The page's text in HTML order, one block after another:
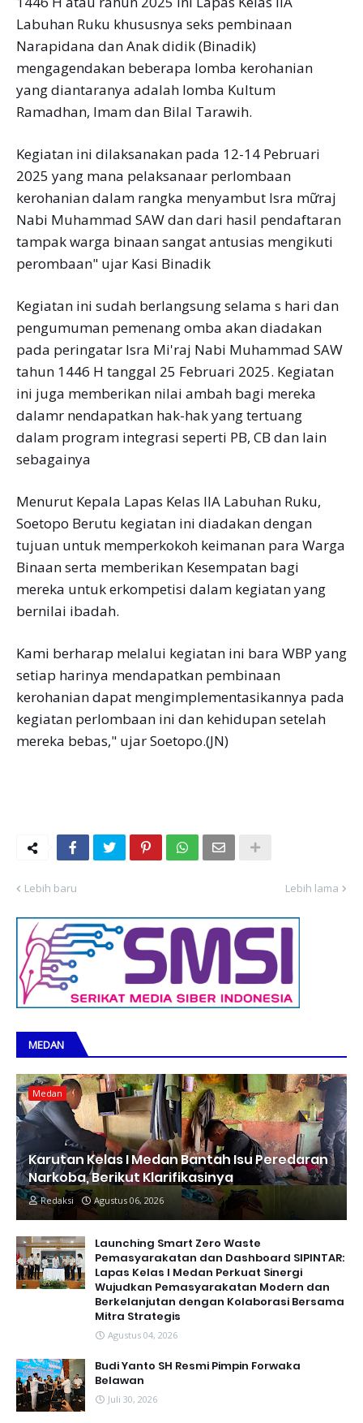
Labuhan Ruku khususnya seks pembinaan
Narapidana dan Anak didik (Binadik)
mengagendakan beberapa lomba kerohanian
yang diantaranya adalah lomba Kultum
Ramadhan, Imam dan Bilal Tarawih.
Kegiatan ini dilaksanakan pada 12-14 Pebruari
2025 yang mana pelaksanaar perlombaan
kerohanian dalam rangka menyambut Isra mữraj
Nabi Muhammad SAW dan dari hasil pendaftaran
tampak warga binaan sangat antusias mengikuti
perombaan" ujar Kasi Binadik
Kegiatan ini sudah berlangsung selama s hari dan
pengumuman pemenang omba akan diadakan
pada peringatar Isra Mi'raj Nabi Muhammad SAW
tahun 1446 H tanggal 25 Februari 2025. Kegiatan
ini juga memberikan nilai ambah bagi mereka
dalamr nendapatkan hak-hak yang tertuang
dalam program integrasi seperti PB, CB dan lain
sebagainya
Menurut Kepala Lapas Kelas IIA Labuhan Ruku,
Soetopo Berutu kegiatan ini diadakan dengan
tujuan untuk memperkokoh keimanan para Warga
Binaan serta memberikan Kesempatan bagi
mereka untuk erkompetisi dalam kegiatan yang
bernilai ibadah.
Kami berharap melalui kegiatan ini bara WBP yang
setiap harinya mendapatkan pembinaan
kerohanian dapat mengimplementasikannya pada
kegiatan perlombaan ini dan kehidupan setelah
mereka bebas," ujar Soetopo.(JN)
Lebih baru Lebih lama
MEDAN
Medan
Karutan Kelas I Medan Bantah Isu Peredaran
Narkoba, Berikut Klarifikasinya
Redaksi Agustus 06, 2026
Launching Smart Zero Waste
Pemasyarakatan dan Dashboard SIPINTAR:
Lapas Kelas I Medan Perkuat Sinergi
Wujudkan Pemasyarakatan Modern dan
Berkelanjutan dengan Kolaborasi Bersama
Mitra Strategis
Agustus 04, 2026
Budi Yanto SH Resmi Pimpin Forwaka
Belawan
Juli 30, 2026